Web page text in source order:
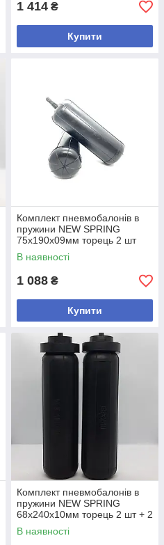
1 414 ₴
Купити
Комплект пневмобалонів в
пружини NEW SPRING
75х190х09мм торець 2 шт
Код/Артикул
482.75.190.10.2.Т.
В наявності
1 088 ₴
Купити
Комплект пневмобалонів в
пружини NEW SPRING
68х240х10мм торець 2 шт + 2
проставки Код/Артикул
482.68.240.10.4.Т
В наявності